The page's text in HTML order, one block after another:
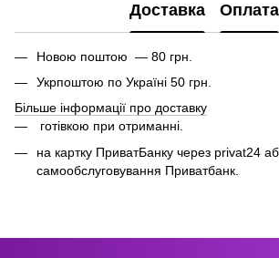
Доставка Оплата
Новою поштою — 80 грн.
Укрпоштою по Україні 50 грн.
Більше інформації про доставку
готівкою при отриманні.
на картку ПриватБанку через privat24
самообслуговування Приватбанк.